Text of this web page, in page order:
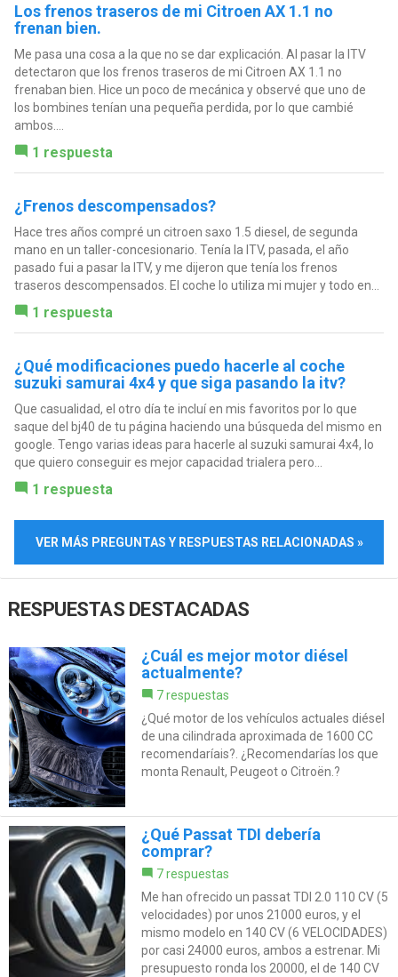
Los frenos traseros de mi Citroen AX 1.1 no
frenan bien.
Me pasa una cosa a la que no se dar explicación. Al pasar la ITV
detectaron que los frenos traseros de mi Citroen AX 1.1 no
frenaban bien. Hice un poco de mecánica y observé que uno de
los bombines tenían una pequeña perdida, por lo que cambié
ambos....
1 respuesta
¿Frenos descompensados?
Hace tres años compré un citroen saxo 1.5 diesel, de segunda
mano en un taller-concesionario. Tenía la ITV, pasada, el año
pasado fui a pasar la ITV, y me dijeron que tenía los frenos
traseros descompensados. El coche lo utiliza mi mujer y todo en...
1 respuesta
¿Qué modificaciones puedo hacerle al coche
suzuki samurai 4x4 y que siga pasando la itv?
Que casualidad, el otro día te incluí en mis favoritos por lo que
saque del bj40 de tu página haciendo una búsqueda del mismo en
google. Tengo varias ideas para hacerle al suzuki samurai 4x4, lo
que quiero conseguir es mejor capacidad trialera pero...
1 respuesta
VER MÁS PREGUNTAS Y RESPUESTAS RELACIONADAS »
RESPUESTAS DESTACADAS
¿Cuál es mejor motor diésel
actualmente?
7 respuestas
¿Qué motor de los vehículos actuales diésel
de una cilindrada aproximada de 1600 CC
recomendaríais?. ¿Recomendarías los que
monta Renault, Peugeot o Citroën.?
¿Qué Passat TDI debería
comprar?
7 respuestas
Me han ofrecido un passat TDI 2.0 110 CV (5
velocidades) por unos 21000 euros, y el
mismo modelo en 140 CV (6 VELOCIDADES)
por casi 24000 euros, ambos a estrenar. Mi
presupuesto ronda los 20000, el de 140 CV